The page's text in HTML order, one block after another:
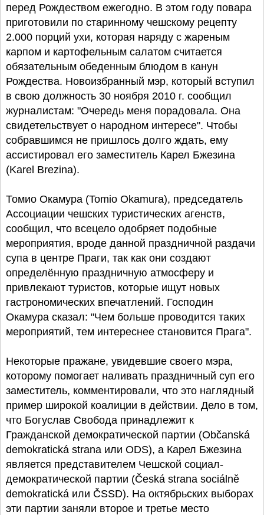
перед Рождеством ежегодно. В этом году повара
приготовили по старинному чешскому рецепту
2.000 порций ухи, которая наряду с жареным
карпом и картофельным салатом считается
обязательным обеденным блюдом в канун
Рождества. Новоизбранный мэр, который вступил
в свою должность 30 ноября 2010 г. сообщил
журналистам: "Очередь меня порадовала. Она
свидетельствует о народном интересе". Чтобы
собравшимся не пришлось долго ждать, ему
ассистировал его заместитель Карел Бжезина
(Karel Brezina).
Томио Окамура (Tomio Okamura), председатель
Ассоциации чешских туристических агенств,
сообщил, что всецело одобряет подобные
мероприятия, вроде данной праздничной раздачи
супа в центре Праги, так как они создают
определённую праздничную атмосферу и
привлекают туристов, которые ищут новых
гастрономических впечатлений. Господин
Окамура сказал: "Чем больше проводится таких
мероприятий, тем интереснее становится Прага".
Некоторые пражане, увидевшие своего мэра,
которому помогает наливать праздничный суп его
заместитель, комментировали, что это наглядный
пример широкой коалиции в действии. Дело в том,
что Богуслав Свобода принадлежит к
Гражданской демократической партии (Občanská
demokratická strana или ODS), а Карел Бжезина
является представителем Чешской социал-
демократической партии (Česká strana sociálně
demokratická или ČSSD). На октябрьских выборах
эти партии заняли второе и третье место